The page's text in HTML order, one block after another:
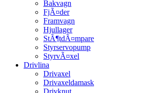
Bakvagn
FjÃ¤der
Framvagn
Hjullager
StÃ¶tdÃ¤mpare
Styrservopump
StyrvÃ¤xel
Drivlina
Drivaxel
Drivaxeldamask
Drivknut